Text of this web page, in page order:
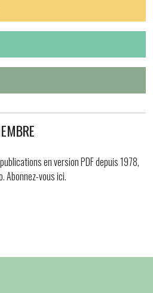
en version PDF depuis 1978,
Abonnez-vous ici.